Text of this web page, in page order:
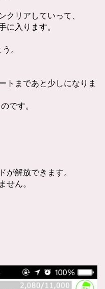
クリアしていって、
に入ります。
。
トまであと少しになりま
です。
が解放できます。
せん。